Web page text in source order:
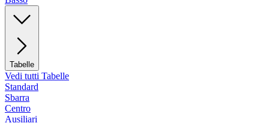
Tabelle
Vedi tutti Tabelle
Standard
Sbarra
Centro
Ausiliari